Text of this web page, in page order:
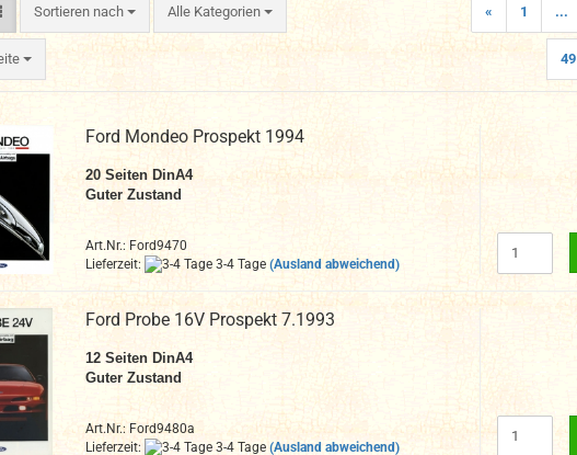
Sortieren nach
Sortieren nach Alle Kategorien « 1 ...
49
Ford Mondeo Prospekt 1994
20Seiten DinA4
Guter Zustand
Art.Nr.: Ford9470
Lieferzeit:
3-4 Tage (Ausland abweichend)
Ford Probe 16V Prospekt 7.1993
12 Seiten DinA4
Guter Zustand
Art.Nr.: Ford9480a
Lieferzeit:
3-4 Tage (Ausland abweichend)